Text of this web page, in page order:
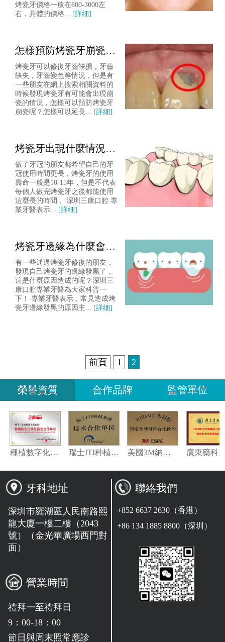
烤瓷牙價格一般在800-3000左
右，具體的價格... [詳細]
怎樣預防烤瓷牙崩瓷，
延長烤瓷牙的使用壽命
呢
烤瓷牙可以修復牙齒缺損，牙齒
缺失，牙齒變色等情況，但是有
一些朋友在網上搜索相關資料的
時候發現烤瓷牙有可能會出現崩
瓷的情況，怎樣可以預防烤瓷牙
崩瓷呢？怎樣可以延長... [詳細]
烤瓷牙出現什麼情況一
定要更換呢？
做了牙冠的朋友都希望自己的牙
冠使用時間更長，烤瓷牙的使用
壽命一般是10-15年，但是不代表
每個人做完烤瓷牙之後都能使用
這麼長的時間， 深圳三康口腔 專
業牙醫表示... [詳細]
烤瓷牙邊緣為什麼會變
黑呢？
有一些通過烤瓷牙修復的朋友，
發現自己烤瓷牙的邊緣發黑了，
這是什麼原因造成的呢？深圳三
康口腔專業牙醫為大家科普一
下！ 專業牙醫表示，常見造成烤
瓷牙邊緣發黑的原因主... [詳細]
前頁 1 2
榮譽資質 合作品牌 監管單位
牙科地址
深圳市羅湖區人民南路熙
龍大廈一樓二樓（2043
號）（金光華廣場西門對
面）
營業時間
禮拜一至禮拜日
9：00-18：00
節日與周末照常應診
聯絡我們
+852 6637 2630（香港）
+86 134 1885 8800（深圳）